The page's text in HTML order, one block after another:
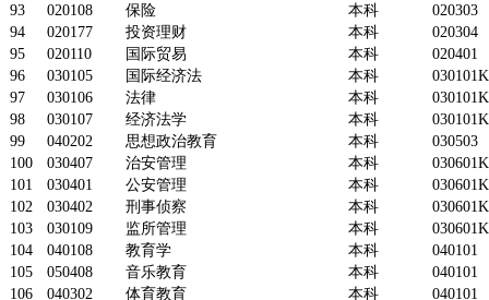
93
020108 保险 本科
020303
94
020177 投资理财 本科
020304
95
020110 国际贸易 本科
020401
96
030105 国际经济法 本科
030101K
97
030106 法律 本科
030101K
98
030107 经济法学 本科
030101K
99
040202 思想政治教育 本科
030503
100
030407 治安管理 本科
030601K
101
030401 公安管理 本科
030601K
102
030402 刑事侦察 本科
030601K
103
030109 监所管理 本科
030601K
104
040108 教育学 本科
040101
105
050408 音乐教育 本科
040101
106
040302 体育教育 本科
040101